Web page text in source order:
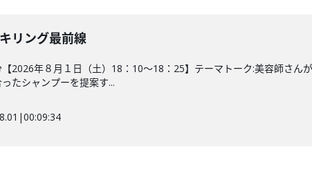
リング最前線
2026年８月１日（土）18：10～18：25】テーマトーク:美容師さ
たシャンプーを提案す...
|00:09:34